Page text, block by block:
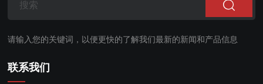
请输入您的关键词，以便更快的了解我们最新的新闻和产品信息
联系我们